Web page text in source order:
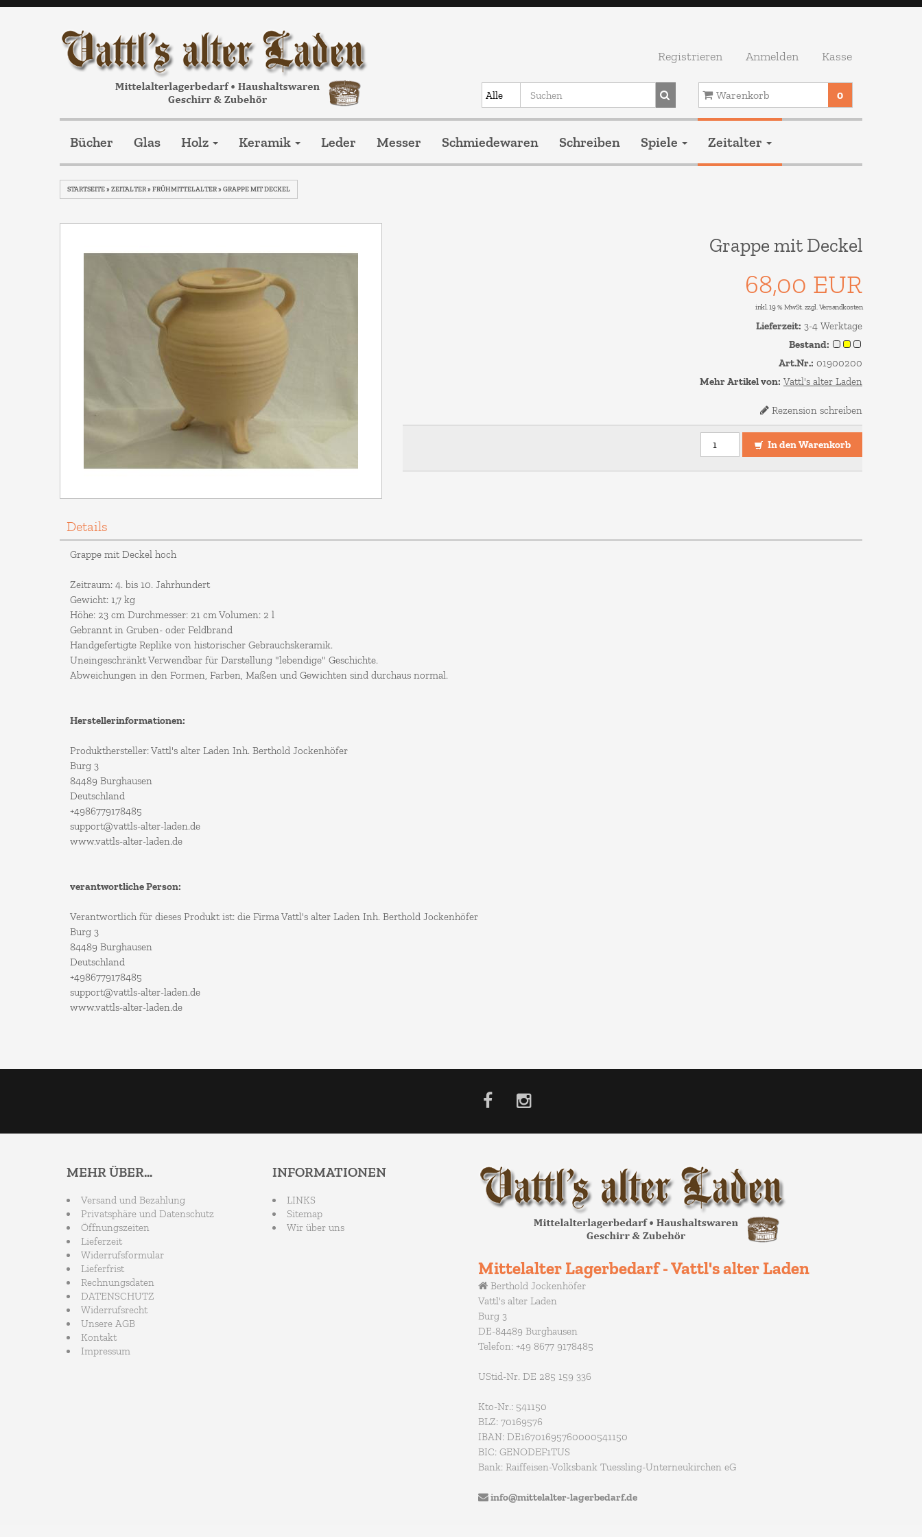
Registrieren Anmelden Kasse
Warenkorb 0
Ihr Warenkorb ist leer.
Bücher Glas Holz Keramik Leder Messer Schmiedewaren Schreiben Spiele Zeitalter
STARTSEITE»ZEITALTER»FRÜHMITTELALTER»GRAPPE MIT DECKEL
Grappe mit Deckel
68,00 EUR
inkl. 19 % MwSt. zzgl.Versandkosten
Lieferzeit: 3-4 Werktage
Bestand:
Art.Nr.: 01900200
Mehr Artikel von: Vattl's alter Laden
Rezension schreiben
In den Warenkorb
Details
Grappe mit Deckel hoch
Zeitraum: 4. bis 10. Jahrhundert
Gewicht: 1,7 kg
Höhe: 23 cm Durchmesser: 21 cm Volumen: 2 l
Gebrannt in Gruben- oder Feldbrand
Handgefertigte Replike von historischer Gebrauchskeramik.
Uneingeschränkt Verwendbar für Darstellung "lebendige" Geschichte.
Abweichungen in den Formen, Farben, Maßen und Gewichten sind durchaus normal.
Herstellerinformationen:
Produkthersteller: Vattl's alter Laden Inh. Berthold Jockenhöfer
Burg 3
84489 Burghausen
Deutschland
+4986779178485
support@vattls-alter-laden.de
www.vattls-alter-laden.de
verantwortliche Person:
Verantwortlich für dieses Produkt ist: die Firma Vattl's alter Laden Inh. Berthold Jockenhöfer
Burg 3
84489 Burghausen
Deutschland
+4986779178485
support@vattls-alter-laden.de
www.vattls-alter-laden.de
MEHR ÜBER...
Versand und Bezahlung
Privatsphäre und Datenschutz
Öffnungszeiten
Lieferzeit
Widerrufsformular
Lieferfrist
Rechnungsdaten
DATENSCHUTZ
Widerrufsrecht
Unsere AGB
Kontakt
Impressum
INFORMATIONEN
LINKS
Sitemap
Wir über uns
Mittelalter Lagerbedarf - Vattl's alter Laden
Berthold Jockenhöfer
Vattl's alter Laden
Burg 3
DE-84489 Burghausen
Telefon: +49 8677 9178485
UStid-Nr. DE 285 159 336
Kto-Nr.: 541150
BLZ: 70169576
IBAN: DE16701695760000541150
BIC: GENODEF1TUS
Bank: Raiffeisen-Volksbank Tuessling-Unterneukirchen eG
info@mittelalter-lagerbedarf.de